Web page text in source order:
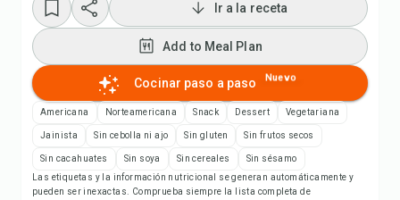
Add to Meal Plan
Add to Shopping List
Imprimir receta
Ir a la receta
Add to Meal Plan
Cocinar paso a paso Nuevo
Americana Norteamericana Snack Dessert Vegetariana
Jainista Sin cebolla ni ajo Sin gluten Sin frutos secos
Sin cacahuates Sin soya Sin cereales
Sin sésamo
Las etiquetas y la información nutricional se generan automáticamente y
pueden ser inexactas. Comprueba siempre la lista completa de